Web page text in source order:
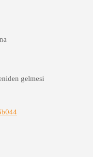
gelmesi